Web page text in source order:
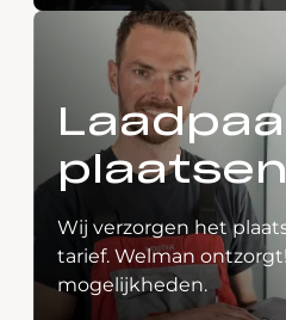
Laadpaal
plaatsen
Wij verzorgen het
tarief. Welman
mogelijkheden.